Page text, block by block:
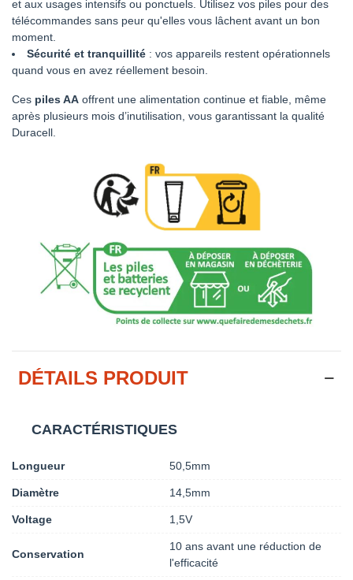
et aux usages intensifs ou ponctuels. Utilisez vos piles pour des
télécommandes sans peur qu'elles vous lâchent avant un bon
moment.
Sécurité et tranquillité : vos appareils restent opérationnels
quand vous en avez réellement besoin.
Ces piles AA offrent une alimentation continue et fiable, même
après plusieurs mois d’inutilisation, vous garantissant la qualité
Duracell.
DÉTAILS PRODUIT
CARACTÉRISTIQUES
Longueur 50,5mm
Diamètre 14,5mm
Voltage 1,5V
Conservation
10 ans avant une réduction de
l'efficacité